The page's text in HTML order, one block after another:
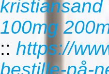
kristiansand
100mg
:: https://
bestille-på-